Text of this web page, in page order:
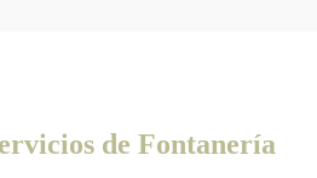
de Fontanería